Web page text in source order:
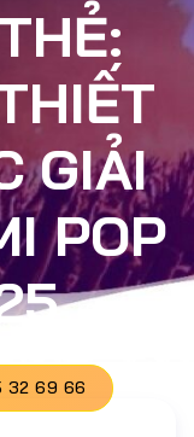
GIẢI
POP
32 69 66